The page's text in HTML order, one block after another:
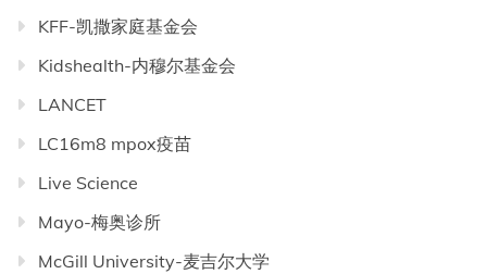
KFF-凯撒家庭基金会
Kidshealth-内穆尔基金会
LANCET
LC16m8 mpox疫苗
Live Science
Mayo-梅奥诊所
McGill University-麦吉尔大学